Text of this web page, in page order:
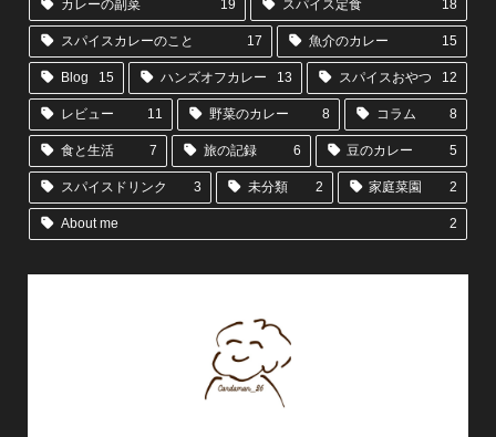
カレーの副菜 19 スパイス定食 18
スパイスカレーのこと 17 魚介のカレー 15
Blog 15 ハンズオフカレー 13 スパイスおやつ 12
レビュー 11 野菜のカレー 8 コラム 8
食と生活 7 旅の記録 6 豆のカレー 5
スパイスドリンク 3 未分類 2 家庭菜園 2
About me 2